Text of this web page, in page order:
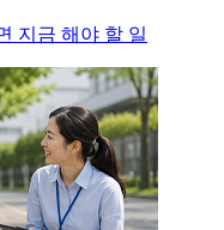
지금 해야 할 일